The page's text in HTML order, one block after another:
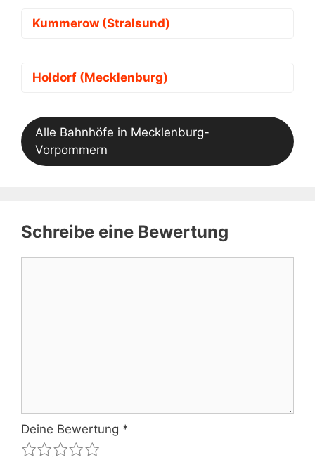
Kummerow (Stralsund)
Holdorf (Mecklenburg)
Alle Bahnhöfe in Mecklenburg-
Vorpommern
Schreibe eine Bewertung
Deine Bewertung *
4
3
2
1